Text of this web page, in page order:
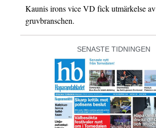
Kaunis irons vice VD fick utmärkelse av
gruvbranschen.
SENASTE TIDNINGEN